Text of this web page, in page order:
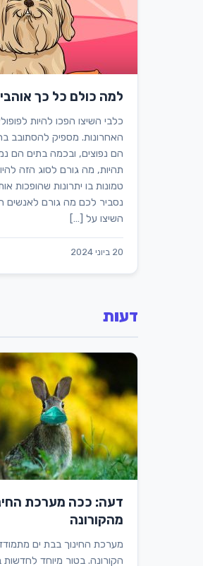
למה כולם כל כך
כלבי השיצו הפכו להיות
האחרונות. מספיק להסתובב
הם נפוצים, ובכמה בתים הם
תהיות, מה גורם לסוג הזה
טמונות בו יתרונות שהופכות
נסביר לכם מה גורם לאנשים
השיצו על […]
20 ביוני 2024
דעות
דעה: ככה מערכת
מהקורונה
מערכת החינוך בבת ים
הקורונה. בטור מיוחד